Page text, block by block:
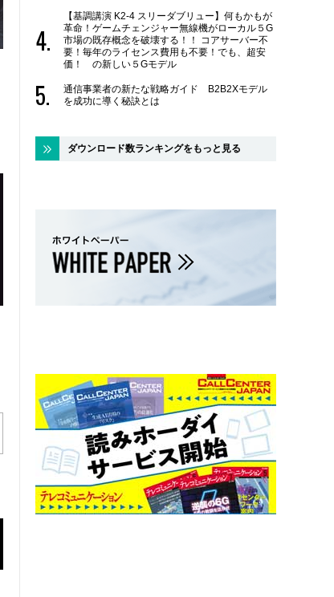
【基調講演 K2-4 スリーダブリュー】何もかもが
革命！ゲームチェンジャー無線機がローカル５G
市場の既存概念を破壊する！！ コアサーバー不
要！毎年のライセンス費用も不要！でも、超安
価！ の新しい５Gモデル
通信事業者の新たな戦略ガイド B2B2Xモデル
を成功に導く秘訣とは
ダウンロード数ランキングをもっと見る